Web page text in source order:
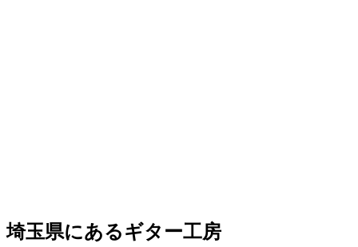
埼玉県にあるギター工房